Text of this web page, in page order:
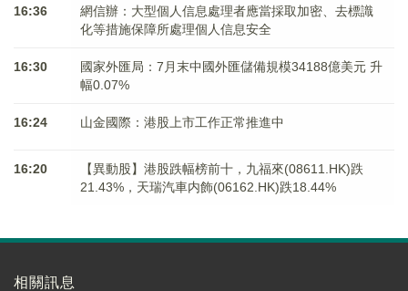
16:36
網信辦：大型個人信息處理者應當採取加密、去標識
化等措施保障所處理個人信息安全
16:30
國家外匯局：7月末中國外匯儲備規模34188億美元 升
幅0.07%
16:24 山金國際：港股上市工作正常推進中
16:20
【異動股】港股跌幅榜前十，九福來(08611.HK)跌
21.43%，天瑞汽車内飾(06162.HK)跌18.44%
相關訊息